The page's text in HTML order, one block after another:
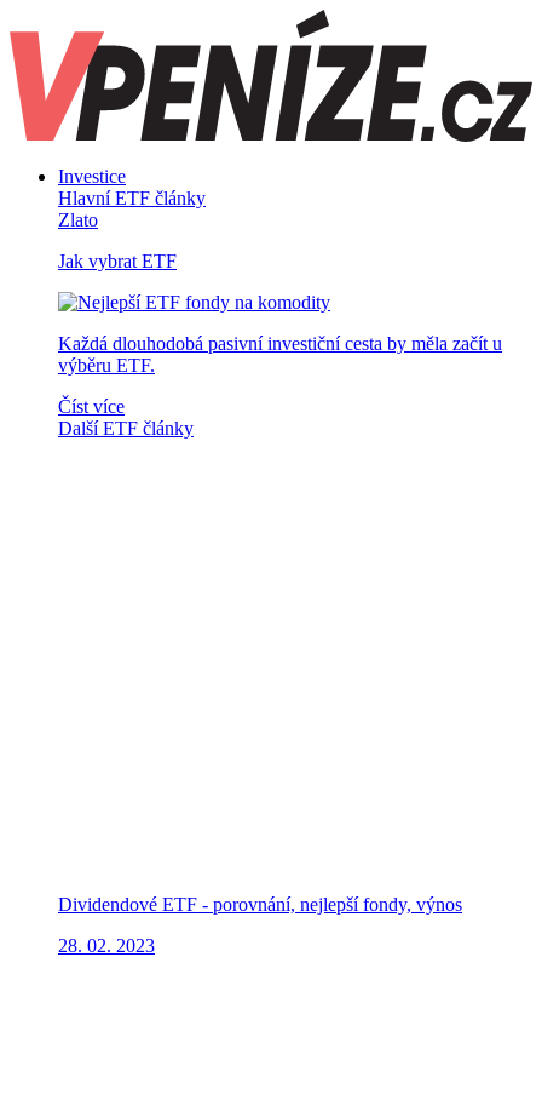
Investice
Hlavní ETF články
Zlato
Jak vybrat ETF
Každá dlouhodobá pasivní investiční cesta by měla začít u
výběru ETF.
Číst více
Další ETF články
Dividendové ETF - porovnání, nejlepší fondy, výnos
28. 02. 2023